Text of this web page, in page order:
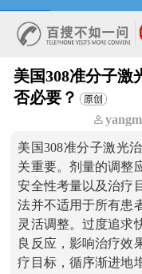
美国308准分子激
否必要？
美国308准分子激光
关重要。剂量的调整
安全性考量以及治疗
法并不适用于所有患
灵活调整。过度追求
良反应，影响治疗效
疗目标，循序渐进地